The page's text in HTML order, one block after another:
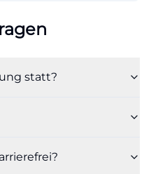
statt?